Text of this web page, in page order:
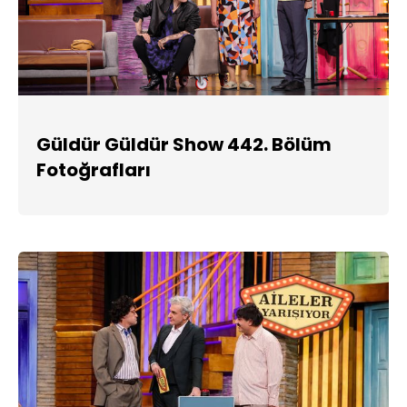
Güldür Güldür Show 442. Bölüm
Fotoğrafları